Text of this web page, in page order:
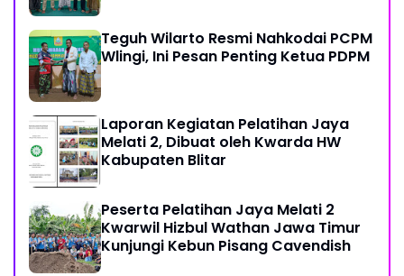
Teguh Wilarto Resmi Nahkodai PCPM
Wlingi, Ini Pesan Penting Ketua PDPM
Laporan Kegiatan Pelatihan Jaya
Melati 2, Dibuat oleh Kwarda HW
Kabupaten Blitar
Peserta Pelatihan Jaya Melati 2
Kwarwil Hizbul Wathan Jawa Timur
Kunjungi Kebun Pisang Cavendish